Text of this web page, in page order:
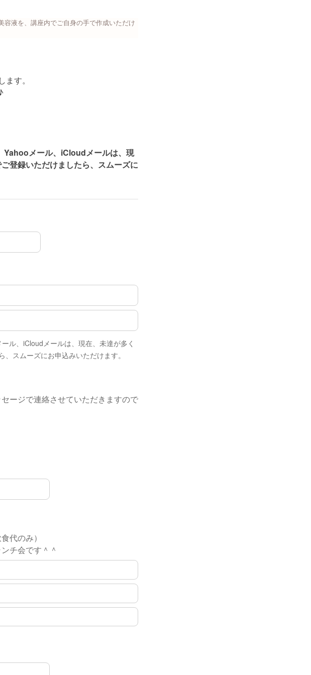
容液を、講座内でご自身の手で作成いただけ
す。
メール、iCloudメールは、現
登録いただけましたら、スムーズに
ル、iCloudメールは、現在、未達が多く
スムーズにお申込みいただけます。
ージで連絡させていただきますので
代のみ）
チ会です＾＾